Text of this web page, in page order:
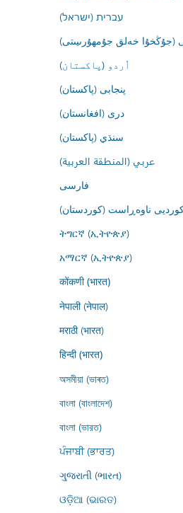
עברית (ישראל)
(جۇڭخۇا خەلق جۇمھۇرىيىتى)
اُردو (پاکستان)
پنجابی (پاکستان)
درى (افغانستان)
سنڌي (پاکستان)
عربي (المنطقة العربية)
فارسى
ناوەڕاست (کوردستان)
ትግርኛ (ኢትዮጵያ)
አማርኛ (ኢትዮጵያ)
कोंकणी (भारत)
नेपाली (नेपाल)
मराठी (भारत)
हिन्दी (भारत)
অসমীয়া (ভাৰত)
বাংলা (বাংলাদেশ)
বাংলা (ভারত)
ਪੰਜਾਬੀ (ਭਾਰਤ)
ગુજરાતી (ભારત)
ଓଡ଼ିଆ (ଭାରତ)